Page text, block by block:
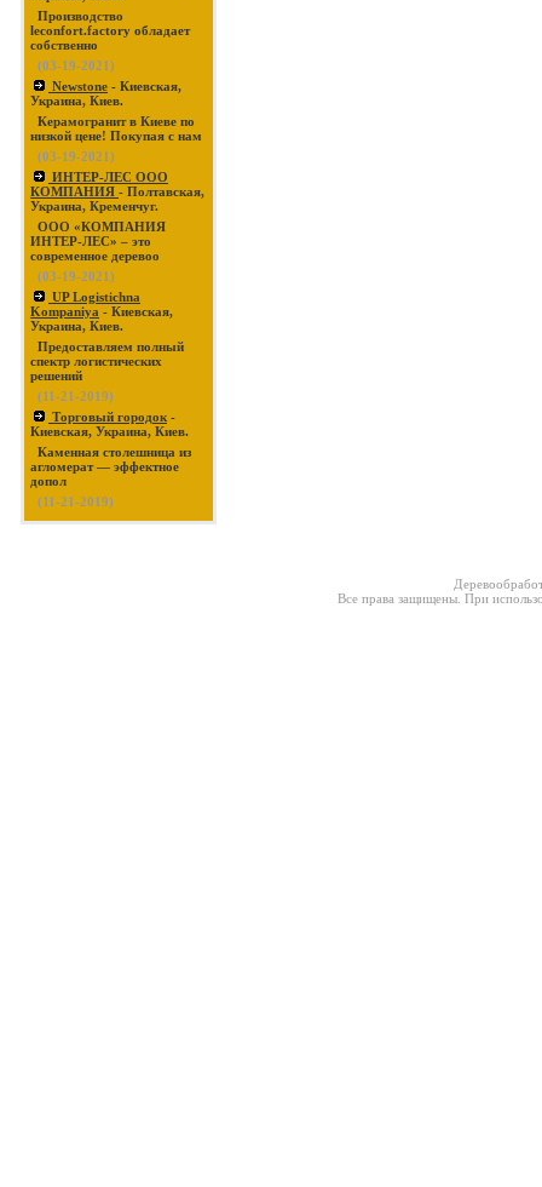
Производство
leconfort.factory обладает
собственно
(03-19-2021)
Newstone - Киевская,
Украина, Киев.
Керамогранит в Киеве по
низкой цене! Покупая с нам
(03-19-2021)
ИНТЕР-ЛЕС ООО
КОМПАНИЯ - Полтавская,
Украина, Кременчуг.
ООО «КОМПАНИЯ
ИНТЕР-ЛЕС» – это
современное деревоо
(03-19-2021)
UP Logistichna
Kompaniya - Киевская,
Украина, Киев.
Предоставляем полный
спектр логистических
решений
(11-21-2019)
Торговый городок -
Киевская, Украина, Киев.
Каменная столешница из
агломерат — эффектное
допол
(11-21-2019)
Все права защищены. При